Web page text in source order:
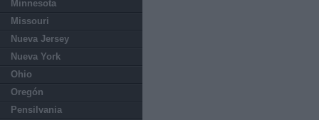
Minnesota
Missouri
Nueva Jersey
Nueva York
Ohio
Oregón
Pensilvania